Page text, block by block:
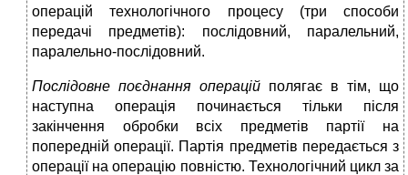
операцій технологічного процесу (три способи
передачі предметів): послідовний, паралельний,
паралельно-послідовний.
Послідовне поєднання операцій полягає в тім, що
наступна операція починається тільки після
закінчення обробки всіх предметів партії на
попередній операції. Партія предметів передається з
операції на операцію повністю. Технологічний цикл за